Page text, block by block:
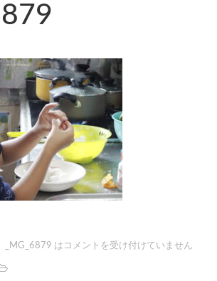
_MG_6879 は コメントを受け付けていません